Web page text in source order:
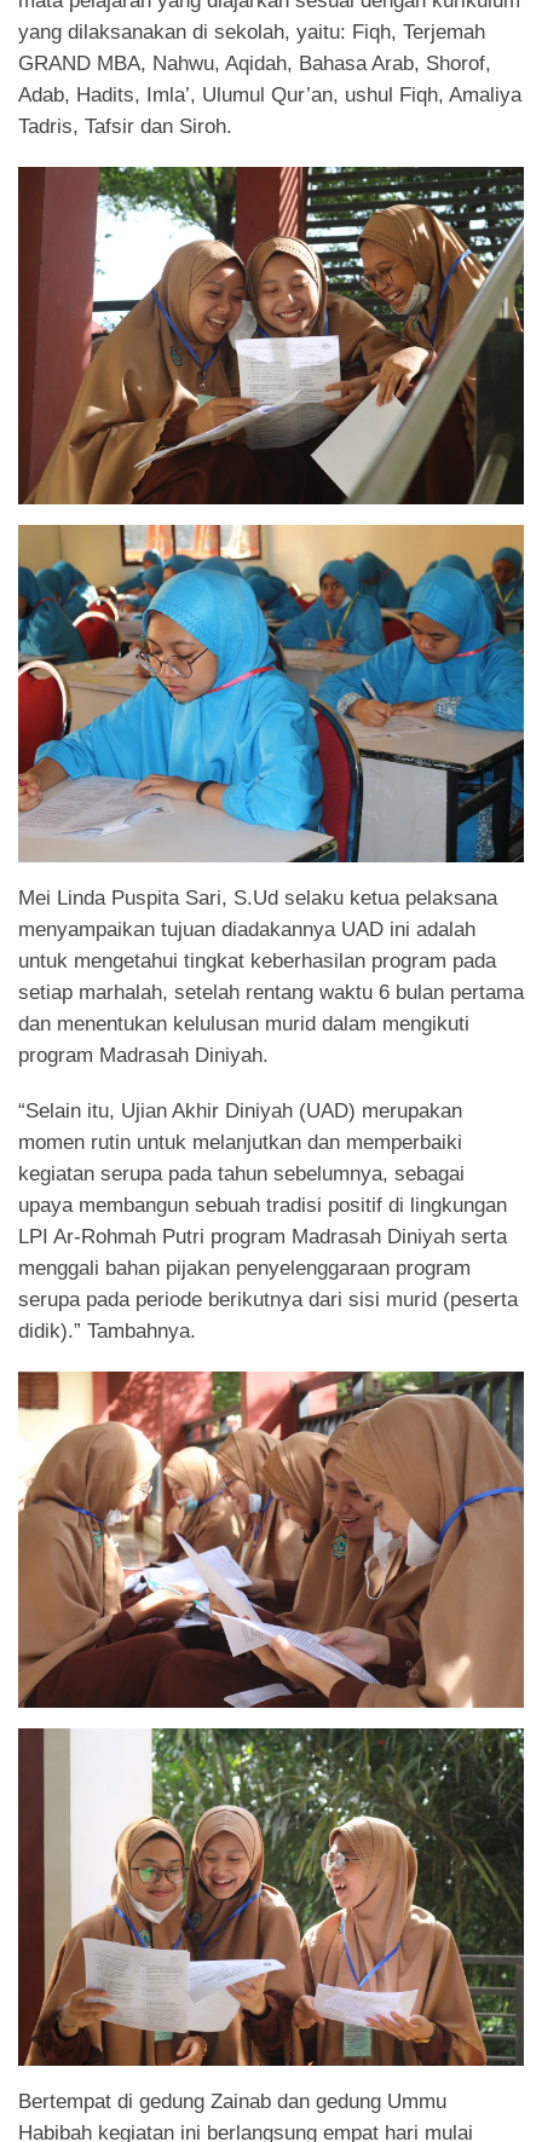
yang dilaksanakan di sekolah, yaitu: Fiqh, Terjemah
GRAND MBA, Nahwu, Aqidah, Bahasa Arab, Shorof,
Adab, Hadits, Imla’, Ulumul Qur’an, ushul Fiqh, Amaliya
Tadris, Tafsir dan Siroh.
Mei Linda Puspita Sari, S.Ud selaku ketua pelaksana
menyampaikan tujuan diadakannya UAD ini adalah
untuk mengetahui tingkat keberhasilan program pada
setiap marhalah, setelah rentang waktu 6 bulan pertama
dan menentukan kelulusan murid dalam mengikuti
program Madrasah Diniyah.
“Selain itu, Ujian Akhir Diniyah (UAD) merupakan
momen rutin untuk melanjutkan dan memperbaiki
kegiatan serupa pada tahun sebelumnya, sebagai
upaya membangun sebuah tradisi positif di lingkungan
LPI Ar-Rohmah Putri program Madrasah Diniyah serta
menggali bahan pijakan penyelenggaraan program
serupa pada periode berikutnya dari sisi murid (peserta
didik).” Tambahnya.
Bertempat di gedung Zainab dan gedung Ummu
Habibah kegiatan ini berlangsung empat hari mulai